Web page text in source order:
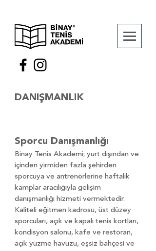
DANIŞMANLIK
Sporcu Danışmanlığı
Binay Tenis Akademi; yurt dışından ve
içinden yirmiden fazla şehirden
sporcuya ve antrenörlerine haftalık
kamplar aracılığıyla gelişim
danışmanlığı hizmeti vermektedir.
Kaliteli eğitmen kadrosu, üst düzey
sporcuları, açık ve kapalı tenis kortları,
kondisyon salonu, kafe ve restoran,
açık yüzme havuzu, eşsiz bahçesi ve